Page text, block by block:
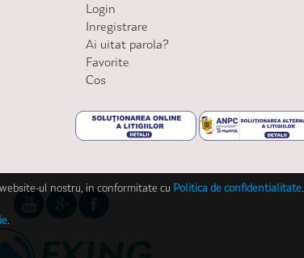
Login
Inregistrare
Ai uitat parola?
Favorite
Cos
ul nostru, in conformitate cu Politica de confidentialitate.
.